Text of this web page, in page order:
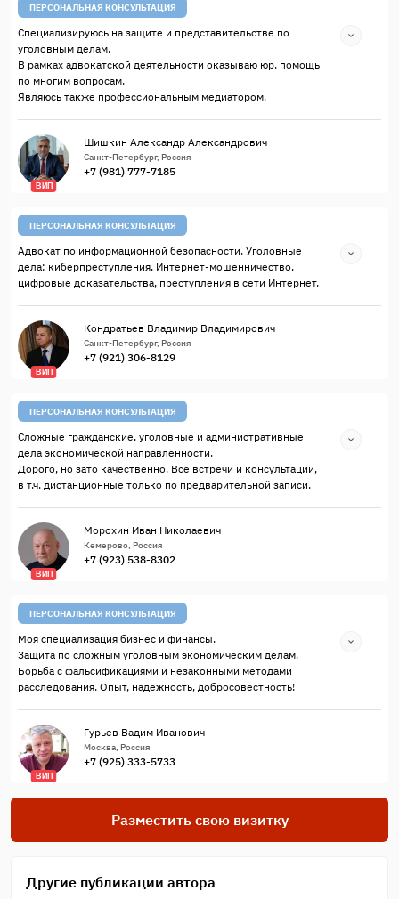
ПЕРСОНАЛЬНАЯ КОНСУЛЬТАЦИЯ
Специализируюсь на защите и представительстве по
уголовным делам.
В рамках адвокатской деятельности оказываю юр. помощь
по многим вопросам.
Являюсь также профессиональным медиатором.
ВИП
Шишкин Александр Александрович
Санкт-Петербург, Россия
+7 (981) 777-7185
ПЕРСОНАЛЬНАЯ КОНСУЛЬТАЦИЯ
Адвокат по информационной безопасности. Уголовные
дела: киберпреступления, Интернет-мошенничество,
цифровые доказательства, преступления в сети Интернет.
ВИП
Кондратьев Владимир Владимирович
Санкт-Петербург, Россия
+7 (921) 306-8129
ПЕРСОНАЛЬНАЯ КОНСУЛЬТАЦИЯ
Сложные гражданские, уголовные и административные
дела экономической направленности.
Дорого, но зато качественно. Все встречи и консультации,
в т.ч. дистанционные только по предварительной записи.
ВИП
Морохин Иван Николаевич
Кемерово, Россия
+7 (923) 538-8302
ПЕРСОНАЛЬНАЯ КОНСУЛЬТАЦИЯ
Моя специализация бизнес и финансы.
Защита по сложным уголовным экономическим делам.
Борьба с фальсификациями и незаконными методами
расследования. Опыт, надёжность, добросовестность!
ВИП
Гурьев Вадим Иванович
Москва, Россия
+7 (925) 333-5733
Разместить свою визитку
Другие публикации автора